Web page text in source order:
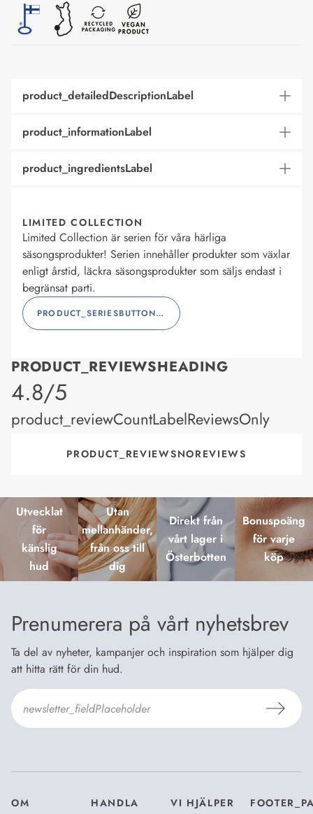
product_detailedDescriptionLabel
product_informationLabel
product_ingredientsLabel
LIMITED COLLECTION
Limited Collection är serien för våra härliga
säsongsprodukter! Serien innehåller produkter som växlar
enligt årstid, läckra säsongsprodukter som säljs endast i
begränsat parti.
PRODUCT_SERIESBUTTONLABEL
PRODUCT_REVIEWSHEADING
product_rating
4.8/5
product_reviewCountLabelReviewsOnly
PRODUCT_REVIEWSNOREVIEWS
Utvecklat
för
känslig
hud
Utan
mellanhänder,
från oss till
dig
Direkt från
vårt lager i
Österbotten
Bonuspoäng
för varje
köp
Prenumerera på vårt nyhetsbrev
Ta del av nyheter, kampanjer och inspiration som hjälper dig
att hitta rätt för din hud.
OM
HANDLA
VI HJÄLPER